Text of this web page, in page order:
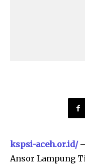
kspsi-aceh.or.id/–
Ansor Lampung